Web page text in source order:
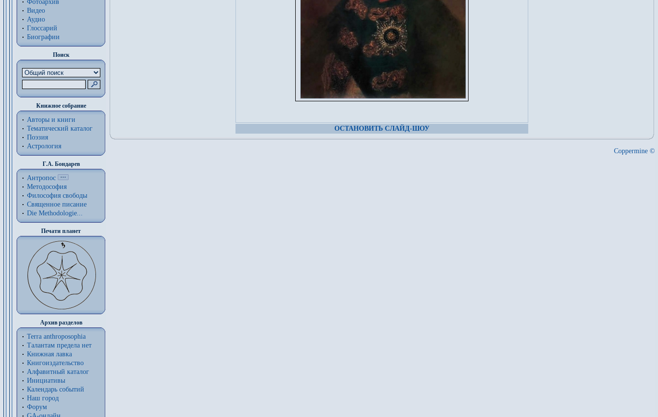
Фотоархив
Видео
Аудио
Глоссарий
Биографии
Поиск
Книжное собрание
Авторы и книги
Тематический каталог
Поэзия
Астрология
Г.А. Бондарев
Антропос
Методософия
Философия cвободы
Священное писание
Die Methodologie...
Печати планет
Архив разделов
Terra anthroposophia
Талантам предела нет
Книжная лавка
Книгоиздательство
Алфавитный каталог
Инициативы
Календарь событий
Наш город
Форум
ОСТАНОВИТЬ СЛАЙД-ШОУ
Coppermine ©